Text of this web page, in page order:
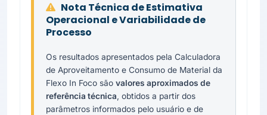
Nota Técnica de Estimativa
Operacional e Variabilidade de
Processo
Os resultados apresentados pela Calculadora
de Aproveitamento e Consumo de Material da
Flexo In Foco sãovalores aproximados de
referência técnica , obtidos a partir dos
parâmetros informados pelo usuário e de